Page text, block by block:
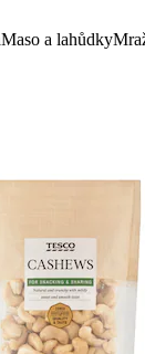
Maso a lahůdky